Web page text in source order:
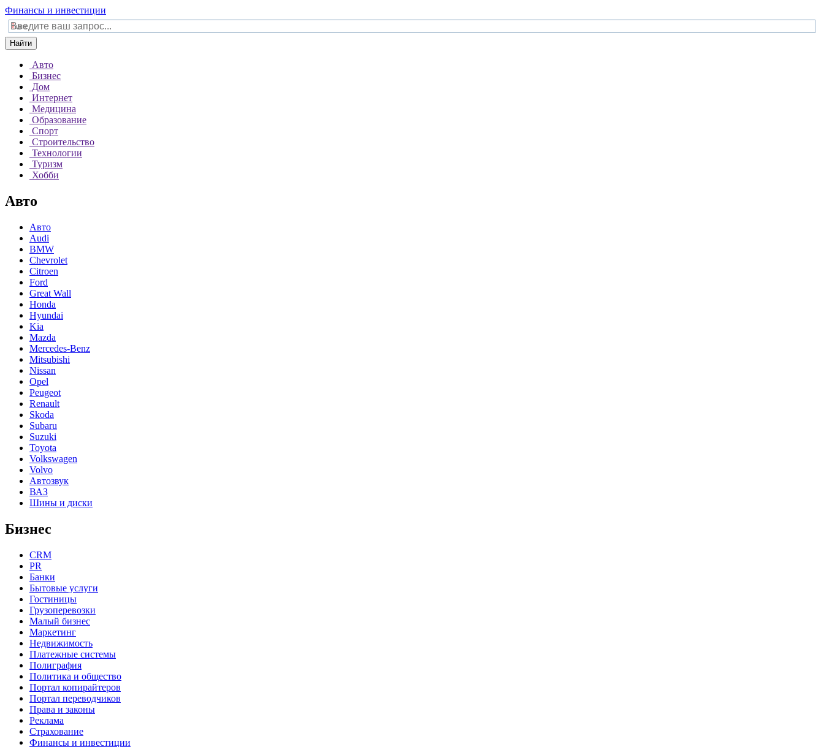
Финансы и инвестиции
Найти
Авто
Бизнес
Дом
Интернет
Медицина
Образование
Спорт
Строительство
Технологии
Туризм
Хобби
Авто
Авто
Audi
BMW
Chevrolet
Citroen
Ford
Great Wall
Honda
Hyundai
Kia
Mazda
Mercedes-Benz
Mitsubishi
Nissan
Opel
Peugeot
Renault
Skoda
Subaru
Suzuki
Toyota
Volkswagen
Volvo
Автозвук
ВАЗ
Шины и диски
Бизнес
CRM
PR
Банки
Бытовые услуги
Гостиницы
Грузоперевозки
Малый бизнес
Маркетинг
Недвижимость
Платежные системы
Полиграфия
Политика и общество
Портал копирайтеров
Портал переводчиков
Права и законы
Реклама
Страхование
Финансы и инвестиции